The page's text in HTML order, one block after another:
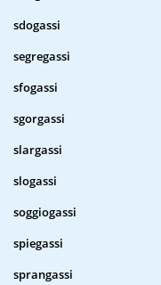
sdogassi
segregassi
sfogassi
sgorgassi
slargassi
slogassi
soggiogassi
spiegassi
sprangassi